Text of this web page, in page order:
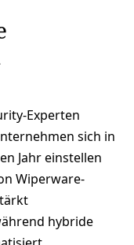
Experten
sich in
Jahr einstellen
Wiperware-
hybride